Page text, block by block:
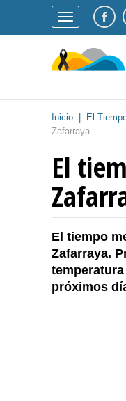
Inicio El
Zafarraya
El
El tiempo
Zafarraya.
próximos